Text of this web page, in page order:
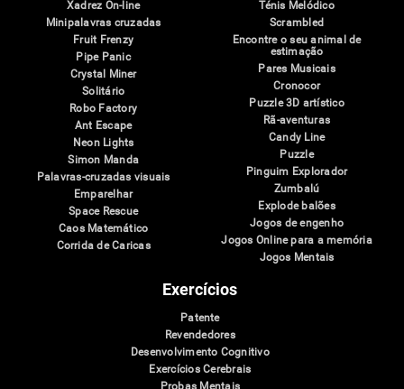
Xadrez On-line
Minipalavras cruzadas
Fruit Frenzy
Pipe Panic
Crystal Miner
Solitário
Robo Factory
Ant Escape
Neon Lights
Simon Manda
Palavras-cruzadas visuais
Emparelhar
Space Rescue
Caos Matemático
Corrida de Caricas
Ténis Melódico
Scrambled
Encontre o seu animal de
estimação
Pares Musicais
Cronocor
Puzzle 3D artístico
Rã-aventuras
Candy Line
Puzzle
Pinguim Explorador
Zumbalú
Explode balões
Jogos de engenho
Jogos Online para a memória
Jogos Mentais
Exercícios
Patente
Revendedores
Desenvolvimento Cognitivo
Exercícios Cerebrais
Probas Mentais